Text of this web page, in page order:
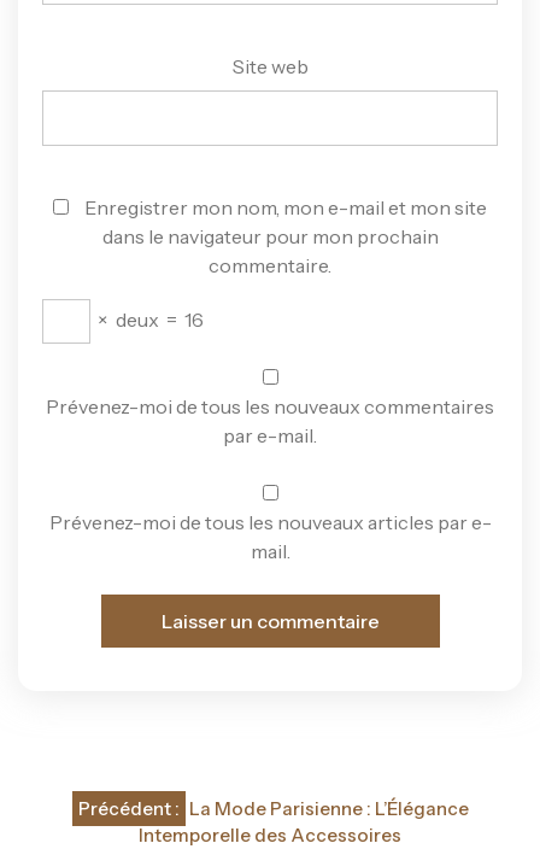
Site web
Enregistrer mon nom, mon e-mail et mon site
dans le navigateur pour mon prochain
commentaire.
× deux = 16
Prévenez-moi de tous les nouveaux commentaires
par e-mail.
Prévenez-moi de tous les nouveaux articles par e-
mail.
Navigation
Précédent : La Mode Parisienne : L’Élégance
Intemporelle des Accessoires